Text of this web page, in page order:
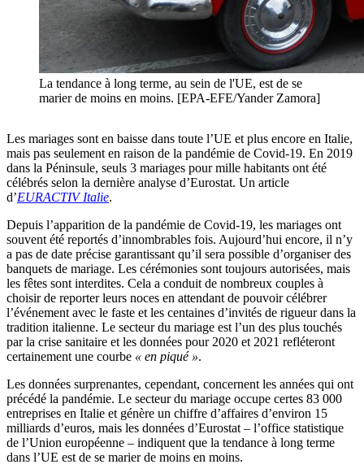
La tendance à long terme, au sein de l'UE, est de se
marier de moins en moins. [EPA-EFE/Yander Zamora]
Les mariages sont en baisse dans toute l’UE et plus encore en Italie,
mais pas seulement en raison de la pandémie de Covid-19. En 2019
dans la Péninsule, seuls 3 mariages pour mille habitants ont été
célébrés selon la dernière analyse d’Eurostat. Un article
d’EURACTIV Italie.
Depuis l’apparition de la pandémie de Covid-19, les mariages ont
souvent été reportés d’innombrables fois. Aujourd’hui encore, il n’y
a pas de date précise garantissant qu’il sera possible d’organiser des
banquets de mariage. Les cérémonies sont toujours autorisées, mais
les fêtes sont interdites. Cela a conduit de nombreux couples à
choisir de reporter leurs noces en attendant de pouvoir célébrer
l’événement avec le faste et les centaines d’invités de rigueur dans la
tradition italienne. Le secteur du mariage est l’un des plus touchés
par la crise sanitaire et les données pour 2020 et 2021 refléteront
certainement une courbe « en piqué ».
Les données surprenantes, cependant, concernent les années qui ont
précédé la pandémie. Le secteur du mariage occupe certes 83 000
entreprises en Italie et génère un chiffre d’affaires d’environ 15
milliards d’euros, mais les données d’Eurostat – l’office statistique
de l’Union européenne – indiquent que la tendance à long terme
dans l’UE est de se marier de moins en moins.